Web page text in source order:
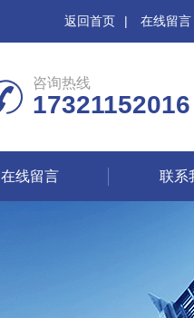
返回首页 | 在线留言
咨询热线
17321152016
在线留言 联系